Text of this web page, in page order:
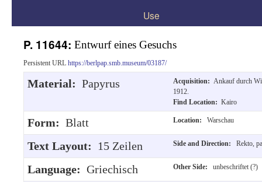
Use
P. 11644: Entwurf eines Gesuchs
Persistent URL https://berlpap.smb.museum/03187/
Material: Papyrus Acquisition: Ankauf durch
1912.
Find Location: Kairo
Form: Blatt Location: Warschau
Text Layout: 15 Zeilen Side and Direction: Rekto,
Language: Griechisch Other Side: unbeschriftet (?)